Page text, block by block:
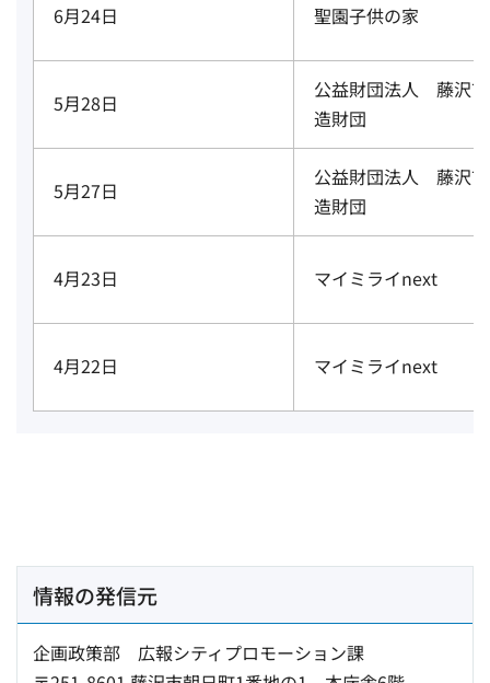
6月24日 聖園子供の家
5月28日
公益財団法人 藤沢
造財団
5月27日
公益財団法人 藤沢
造財団
4月23日 マイミライnext
4月22日 マイミライnext
情報の発信元
企画政策部 広報シティプロモーション課